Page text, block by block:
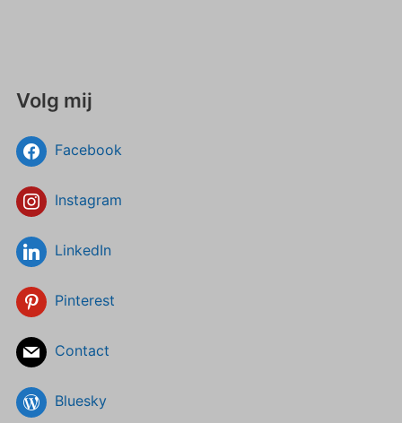
Volg mij
Facebook
Instagram
LinkedIn
Pinterest
Contact
Bluesky